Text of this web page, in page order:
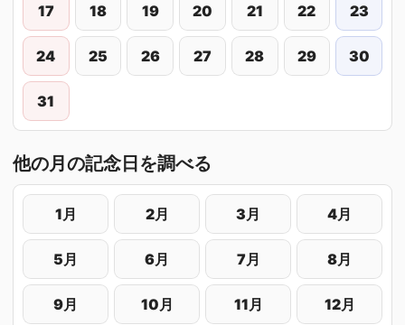
17 18 19 20 21 22 23
24 25 26 27 28 29 30
31
他の月の記念日を調べる
1月 2月 3月 4月
5月 6月 7月 8月
9月 10月 11月 12月